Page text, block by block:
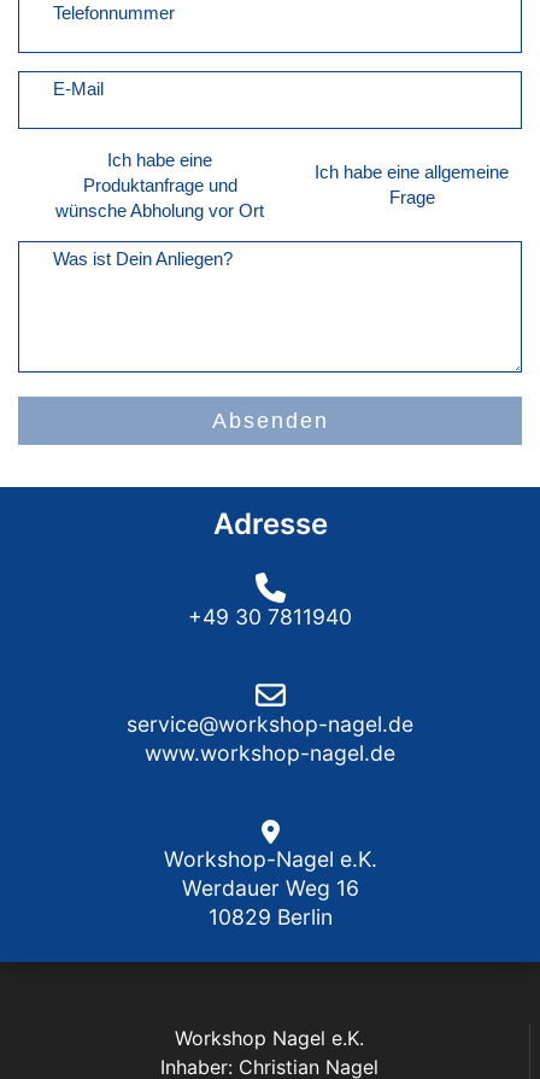
Telefonnummer
E-Mail
Ich habe eine
Produktanfrage und
wünsche Abholung vor Ort
Ich habe eine allgemeine
Frage
Was ist Dein Anliegen?
Absenden
Adresse
+49 30 7811940
service@workshop-nagel.de
www.workshop-nagel.de
Workshop-Nagel e.K.
Werdauer Weg 16
10829 Berlin
Workshop Nagel e.K.
Inhaber: Christian Nagel